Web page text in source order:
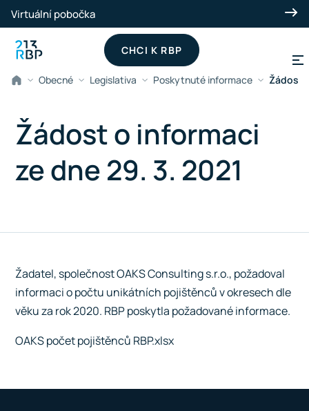
Přeskočit na hlavní obsah
Virtuální pobočka
CHCI K RBP
Obecné Legislativa Poskytnuté informace Žádost
Žádost o informaci
ze dne 29. 3. 2021
Žadatel, společnost OAKS Consulting s.r.o., požadoval
informaci o počtu unikátních pojištěnců v okresech dle
věku za rok 2020. RBP poskytla požadované informace.
OAKS počet pojištěnců RBP.xlsx